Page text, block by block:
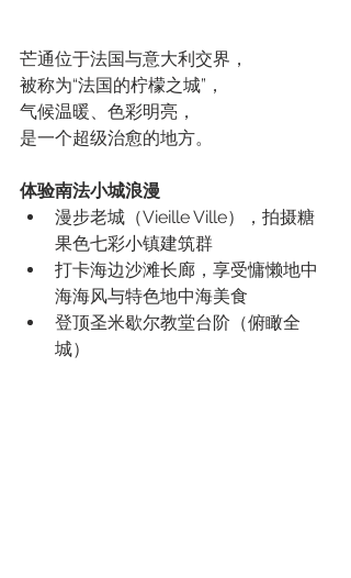
芒通位于法国与意大利交界，
被称为“法国的柠檬之城”，
气候温暖、色彩明亮，
是一个超级治愈的地方。
体验南法小城浪漫
漫步老城（Vieille Ville），拍摄糖
果色七彩小镇建筑群
打卡海边沙滩长廊，享受慵懒地中
海海风与特色地中海美食
登顶圣米歇尔教堂台阶（俯瞰全
城）